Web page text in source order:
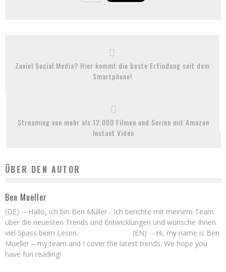
Zuviel Social Media? Hier kommt die beste Erfindung seit dem
Smartphone!
Streaming von mehr als 12.000 Filmen und Serien mit Amazon
Instant Video
ÜBER DEN AUTOR
Ben Mueller
(DE) -- Hallo, ich bin Ben Müller - Ich berichte mit meinem Team
über die neuesten Trends und Entwicklungen und wünsche Ihnen
viel Spass beim Lesen. (EN) -- Hi, my name is Ben
Mueller – my team and I cover the latest trends. We hope you
have fun reading!